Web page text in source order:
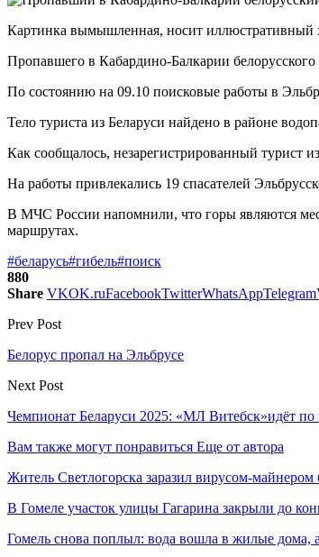
Картинка вымышленная, носит иллюстративный
Пропавшего в Кабардино-Балкарии
По состоянию на 09.10 поисковые работы в
Тело туриста из Беларуси найдено в районе
Как сообщалось, незарегистрированный турист
На работы привлекались 19 спасателей
В МЧС России напомнили, что горы являются
маршрутах.
#беларусь#гибель#поиск
880
Share VKOK.ruFacebookTwitterWhatsAppTelegram
Prev Post
Белорус пропал на Эльбрусе
Next Post
Чемпионат Беларуси 2025: «МЛ Витебск»идёт по
Вам также могут понравиться Еще от автора
Житель Светлогорска заразил вирусом-майнером
В Гомеле участок улицы Гагарина закрыли до
Гомель снова поплыл: вода вошла в жилые дома, а